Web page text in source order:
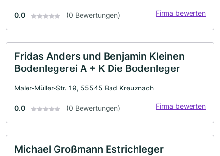
0.0 (0 Bewertungen) Firma bewerten
Fridas Anders und Benjamin Kleinen
Bodenlegerei A + K Die Bodenleger
Maler-Müller-Str. 19, 55545 Bad Kreuznach
0.0 (0 Bewertungen) Firma bewerten
Michael Großmann Estrichleger